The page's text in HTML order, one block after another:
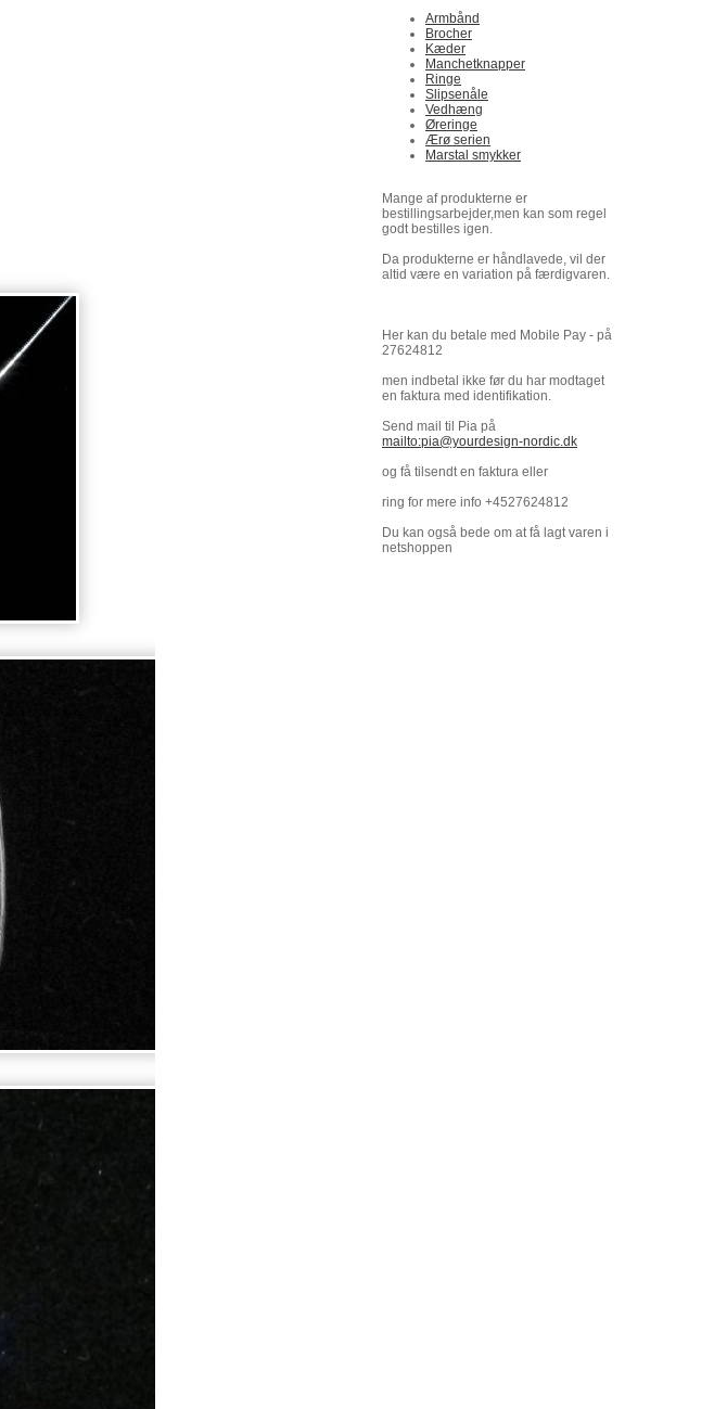
Armbånd
Brocher
Kæder
Manchetknapper
Ringe
Slipsenåle
Vedhæng
Øreringe
Ærø serien
Marstal smykker
Mange af produkterne er
bestillingsarbejder,men kan som regel
godt bestilles igen.
Da produkterne er håndlavede, vil der
altid være en variation på færdigvaren.
Her kan du betale med Mobile Pay - på
27624812
men indbetal ikke før du har modtaget
en faktura med identifikation.
Send mail til Pia på
mailto:pia@yourdesign-nordic.dk
og få tilsendt en faktura eller
ring for mere info +4527624812
Du kan også bede om at få lagt varen i
netshoppen